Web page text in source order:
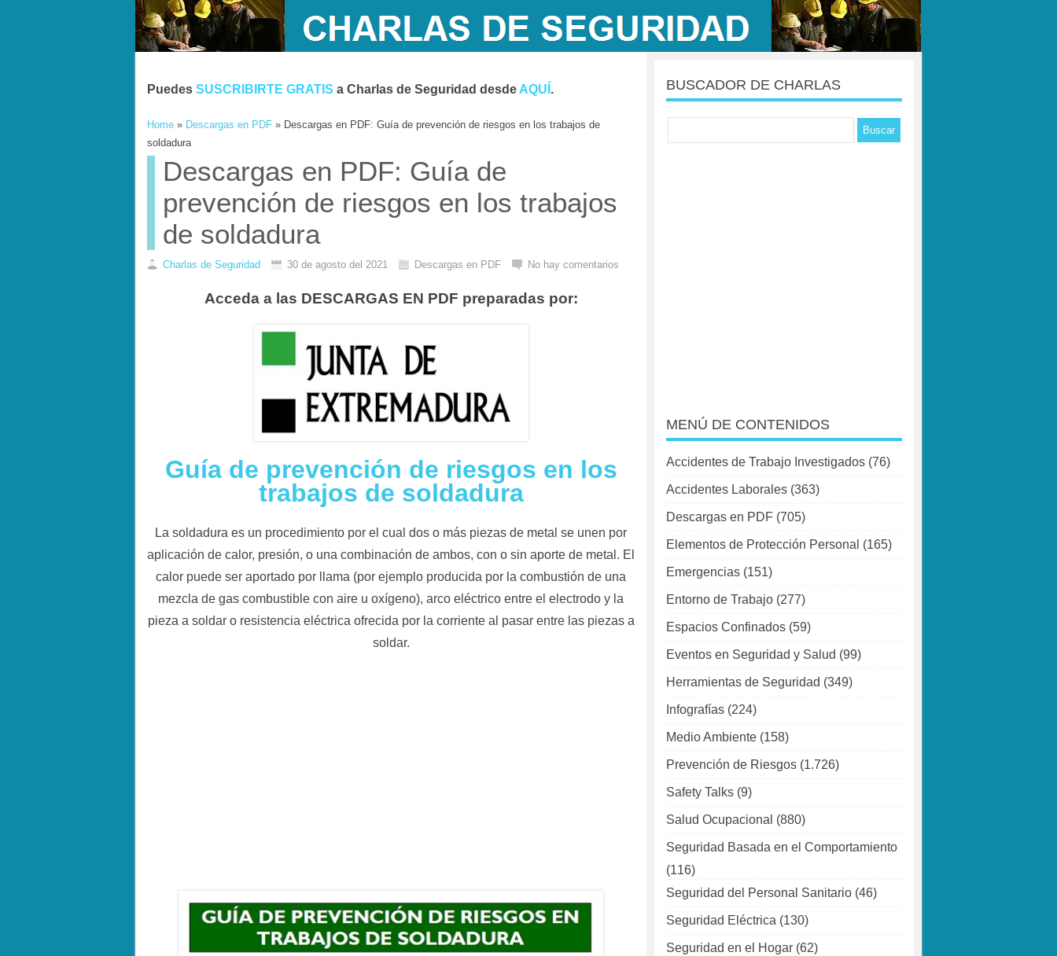
Puedes SUSCRIBIRTE GRATIS a Charlas de Seguridad desde AQUÍ .
Home » Descargas en PDF » Descargas en PDF: Guía de prevención de riesgos en los trabajos de
soldadura
Descargas en PDF: Guía de
prevención de riesgos en los trabajos
de soldadura
Charlas de Seguridad 30 de agosto del 2021 Descargas en PDF No hay comentarios
Acceda a las DESCARGAS EN PDF preparadas por:
Guía de prevención de riesgos en los
trabajos de soldadura
La soldadura es un procedimiento por el cual dos o más piezas de metal se unen por
aplicación de calor, presión, o una combinación de ambos, con o sin aporte de metal. El
calor puede ser aportado por llama (por ejemplo producida por la combustión de una
mezcla de gas combustible con aire u oxígeno), arco eléctrico entre el electrodo y la
pieza a soldar o resistencia eléctrica ofrecida por la corriente al pasar entre las piezas a
soldar.
BUSCADOR DE CHARLAS
MENÚ DE CONTENIDOS
Accidentes de Trabajo Investigados (76)
Accidentes Laborales (363)
Descargas en PDF (705)
Elementos de Protección Personal (165)
Emergencias (151)
Entorno de Trabajo (277)
Espacios Confinados (59)
Eventos en Seguridad y Salud (99)
Herramientas de Seguridad (349)
Infografías (224)
Medio Ambiente (158)
Prevención de Riesgos (1.726)
Safety Talks (9)
Salud Ocupacional (880)
Seguridad Basada en el Comportamiento
(116)
Seguridad del Personal Sanitario (46)
Seguridad Eléctrica (130)
Seguridad en el Hogar (62)